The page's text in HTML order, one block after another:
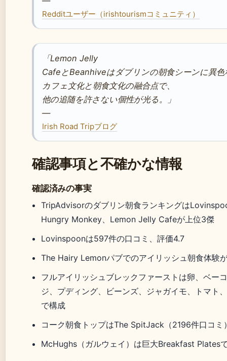
Redditユーザー（irishtourismコミュニティ）
「Lemon Jelly
CafeとBeanhiveはダブリンの朝食シーンに異色
カフェ文化と朝食文化の融合点で、
他の追随を許さない個性が光る。」
—
Irish Road Tripブログ
確認事項と不確かな情報
確認済みの事実
TripAdvisorのダブリン朝食ランキングは
Hungry Monkey、Lemon Jelly Cafeが上位3傑
Lovinspoonは597件の口コミ、評価4.7
The Hairy Lemonパブでのアイリッシュ朝食体験
フルアイリッシュブレックファーストは卵、ベー
ジ、プディング、ビーンズ、ジャガイモ、トマト
で構成
コーク朝食トップはThe SpitJack（2196件口コミ
McHughs（ガルウェイ）は巨大Breakfast Plates